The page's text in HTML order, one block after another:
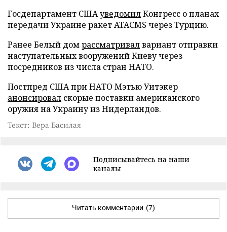
Госдепартамент СШАуведомилКонгресс о планах
передачи Украине ракет ATACMS через Турцию.
Ранее Белый домрассматривалвариант отправки
наступательных вооружений Киеву через
посредников из числа стран НАТО.
Постпред США при НАТО Мэтью Уитэкер
анонсировал скорые поставки американского
оружия на Украину из Нидерландов.
Текст: Вера Басилая
Подписывайтесь на наши
каналы
Читать комментарии (7)